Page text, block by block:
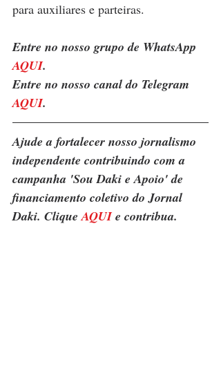
para auxiliares e parteiras.
Entre no nosso grupo de WhatsApp
AQUI.
Entre no nosso canal do Telegram
AQUI.
Ajude a fortalecer nosso jornalismo
independente contribuindo com a
campanha 'Sou Daki e Apoio' de
financiamento coletivo do Jornal
Daki. Clique AQUI e contribua.